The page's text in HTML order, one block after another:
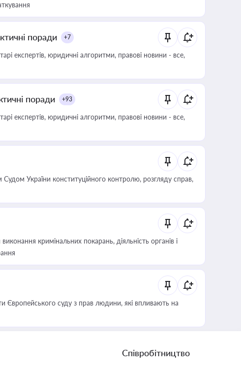
поради +7
експертів, юридичні алгоритми, правові новини - все,
поради +93
експертів, юридичні алгоритми, правові новини - все,
України конституційного контролю, розгляду справ,
кримінальних покарань, діяльність органів і
Європейського суду з прав людини, які впливають на
Співробітництво